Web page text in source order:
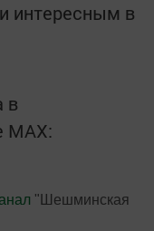
интересным в
в
MАХ:
"Шешминская